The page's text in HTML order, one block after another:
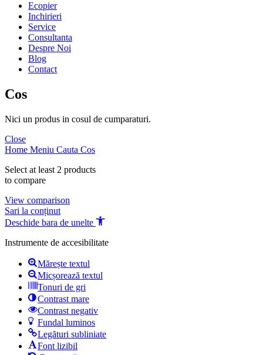
Ecopier
Inchirieri
Service
Consultanta
Despre Noi
Blog
Contact
Cos
Nici un produs in cosul de cumparaturi.
Close
Home Meniu Cauta Cos
Select at least 2 products
to compare
View comparison
Sari la conținut
Deschide bara de unelte
Instrumente de accesibilitate
Mărește textul
Micșorează textul
Tonuri de gri
Contrast mare
Contrast negativ
Fundal luminos
Legături subliniate
Font lizibil